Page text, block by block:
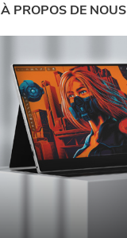
À PROPOS DE NOUS